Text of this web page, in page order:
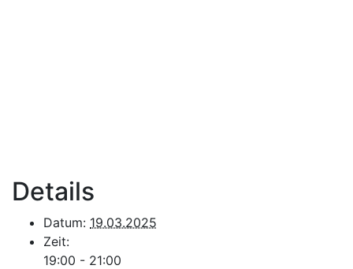
Details
Datum: 19.03.2025
Zeit:
19:00 - 21:00